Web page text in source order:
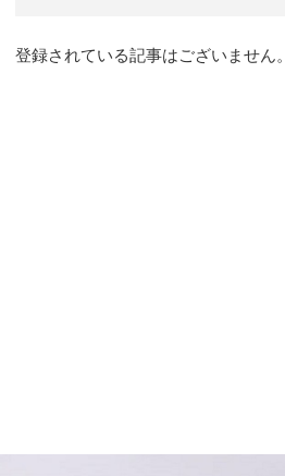
登録されている記事はございません。